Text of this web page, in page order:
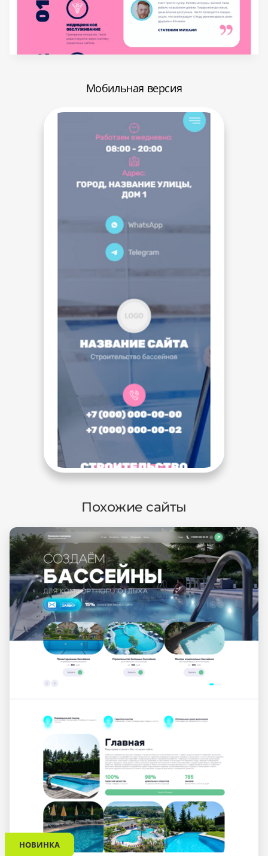
Мобильная версия
Похожие сайты
НОВИНКА